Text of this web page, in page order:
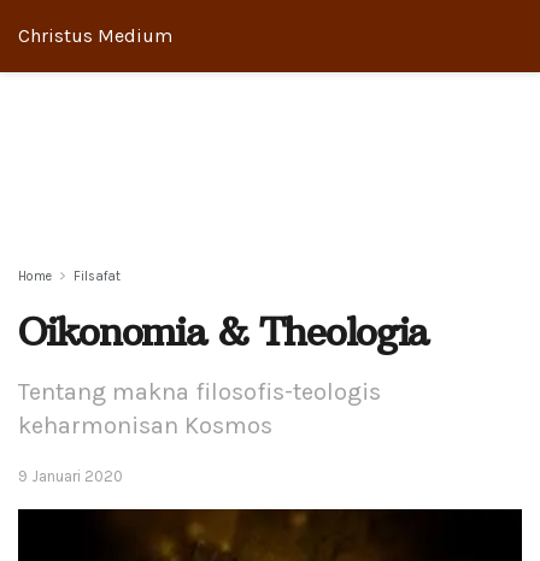
Christus Medium
Home Filsafat
Oikonomia & Theologia
Tentang makna filosofis-teologis
keharmonisan Kosmos
9 Januari 2020